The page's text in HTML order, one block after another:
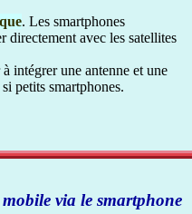
. Les smartphones
directement avec les satellites
intégrer une antenne et une
petits smartphones.
via le smartphone